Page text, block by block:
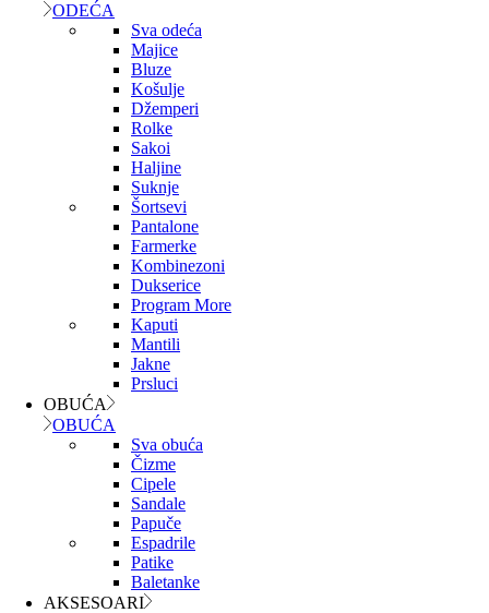
ODEĆA
Sva odeća
Majice
Bluze
Košulje
Džemperi
Rolke
Sakoi
Haljine
Suknje
Šortsevi
Pantalone
Farmerke
Kombinezoni
Dukserice
Program More
Kaputi
Mantili
Jakne
Prsluci
OBUĆA
OBUĆA
Sva obuća
Čizme
Cipele
Sandale
Papuče
Espadrile
Patike
Baletanke
AKSESOARI